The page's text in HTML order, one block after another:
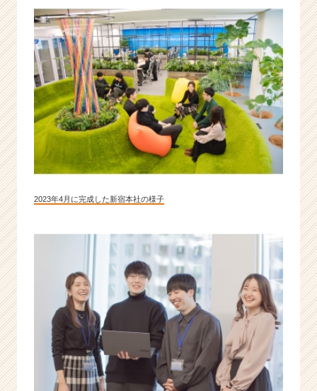
備
期
の
急
成
長
企
業
で
エ
ン
ジ
ア
業
ン
ャ
ー・
2023年4月に完成した新宿本社の様子